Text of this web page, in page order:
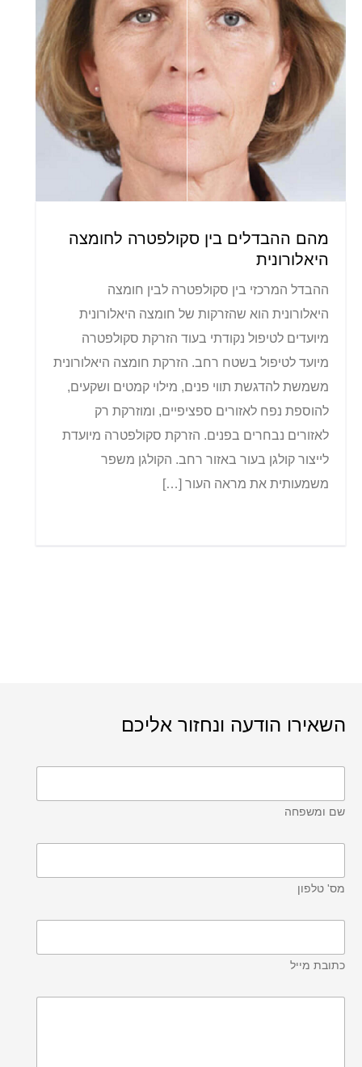
מהם ההבדלים בין סקולפטרה לחומצה
היאלורונית
ההבדל המרכזי בין סקולפטרה לבין חומצה
היאלורונית הוא שהזרקות של חומצה היאלורונית
מיועדים לטיפול נקודתי בעוד הזרקת סקולפטרה
מיועד לטיפול בשטח רחב. הזרקת חומצה היאלורונית
משמשת להדגשת תווי פנים, מילוי קמטים ושקעים,
להוספת נפח לאזורים ספציפיים, ומוזרקת רק
לאזורים נבחרים בפנים. הזרקת סקולפטרה מיועדת
לייצור קולגן בעור באזור רחב. הקולגן משפר
משמעותית את מראה העור […]
השאירו הודעה ונחזור אליכם
שם ומשפחה
מס' טלפון
כתובת מייל